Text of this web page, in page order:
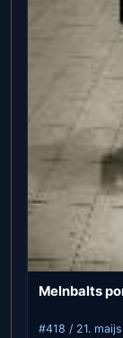
Melnbalts
#418 / 21.